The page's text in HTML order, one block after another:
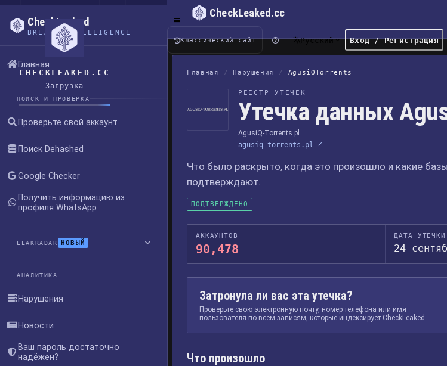
CHECKLEAKED.CC
Загрузка
CheckLeaked
BREACH INTELLIGENCE
Главная
ПОИСК И ПРОВЕРКА
Проверьте свой аккаунт
Поиск Dehashed
Google Checker
Получить информацию из
профиля WhatsApp
LEAKRADAR НОВЫЙ
АНАЛИТИКА
Нарушения
Новости
Ваш пароль достаточно
надёжен?
CheckLeaked.cc
Классический сайт Русский Вход / Регистрация
Главная / Нарушения / AgusiQTorrents
РЕЕСТР УТЕЧЕК
Утечка данных
AgusiQ-Torrents.pl
agusiq-torrents.pl
Что было раскрыто, когда это произошло и какие
подтверждают.
ПОДТВЕРЖДЕНО
АККАУНТОВ
90,478
ДАТА УТЕЧКИ
24
Затронула ли вас эта утечка?
Проверьте свою электронную почту, номер телефона или имя
пользователя по всем записям, которые индексирует CheckLeaked.
Что произошло